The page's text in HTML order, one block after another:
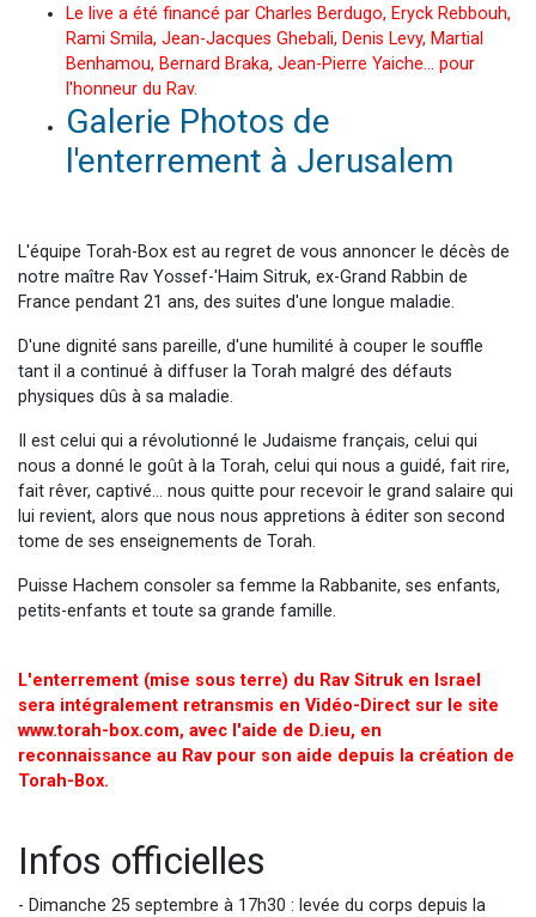
Le live a été financé par Charles Berdugo, Eryck Rebbouh,
Rami Smila, Jean-Jacques Ghebali, Denis Levy, Martial
Benhamou, Bernard Braka, Jean-Pierre Yaiche... pour
l'honneur du Rav.
Galerie Photos de
l'enterrement à Jerusalem
L'équipe Torah-Box est au regret de vous annoncer le décès de
notre maître Rav Yossef-'Haim Sitruk, ex-Grand Rabbin de
France pendant 21 ans, des suites d'une longue maladie.
D'une dignité sans pareille, d'une humilité à couper le souffle
tant il a continué à diffuser la Torah malgré des défauts
physiques dûs à sa maladie.
Il est celui qui a révolutionné le Judaisme français, celui qui
nous a donné le goût à la Torah, celui qui nous a guidé, fait rire,
fait rêver, captivé... nous quitte pour recevoir le grand salaire qui
lui revient, alors que nous nous appretions à éditer son second
tome de ses enseignements de Torah.
Puisse Hachem consoler sa femme la Rabbanite, ses enfants,
petits-enfants et toute sa grande famille.
L'enterrement (mise sous terre) du Rav Sitruk en Israel
sera intégralement retransmis en Vidéo-Direct sur le site
www.torah-box.com, avec l'aide de D.ieu, en
reconnaissance au Rav pour son aide depuis la création de
Torah-Box.
Infos officielles
- Dimanche 25 septembre à 17h30 : levée du corps depuis la